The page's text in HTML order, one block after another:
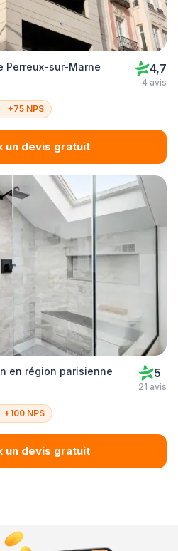
Perreux-sur-Marne 4,7
4 avis
+75 NPS
un devis gratuit
en région parisienne 5
21 avis
+100 NPS
un devis gratuit